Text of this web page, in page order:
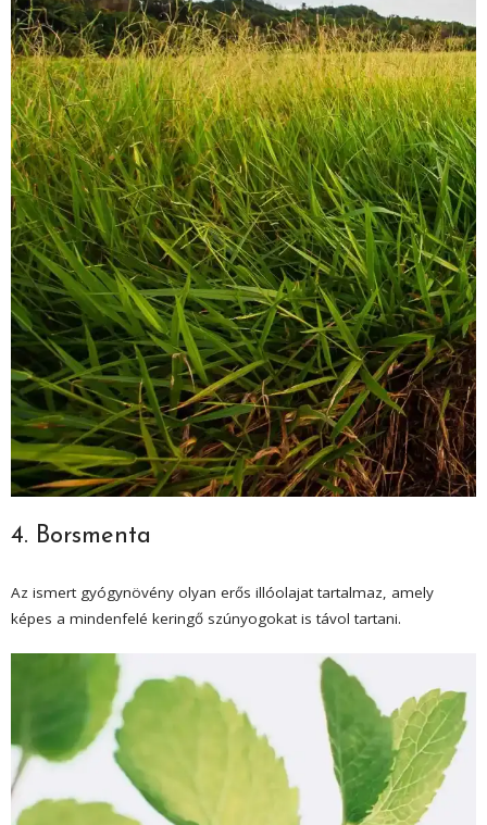
4. Borsmenta
Az ismert gyógynövény olyan erős illóolajat tartalmaz, amely
képes a mindenfelé keringő szúnyogokat is távol tartani.